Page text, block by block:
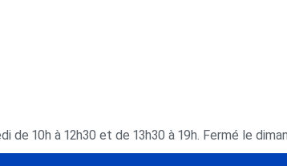
10h à 12h30 et de 13h30 à 19h. Fermé le